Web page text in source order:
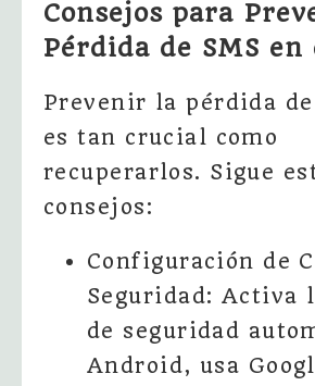
Consejos para
Pérdida de SMS
Prevenir la pérdida
es tan crucial como
recuperarlos. Sigue
consejos:
Configuración de
Seguridad: Activa
de seguridad
Android, usa